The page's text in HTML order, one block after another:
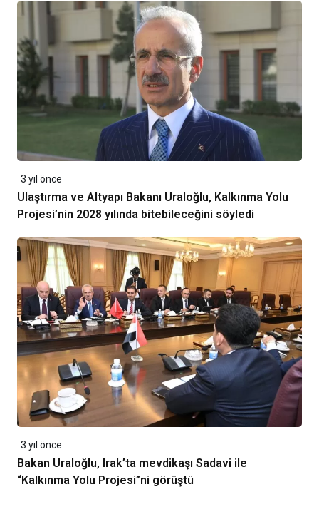
3 yıl önce
Ulaştırma ve Altyapı Bakanı Uraloğlu, Kalkınma Yolu
Projesi’nin 2028 yılında bitebileceğini söyledi
3 yıl önce
Bakan Uraloğlu, Irak’ta mevdikaşı Sadavi ile
“Kalkınma Yolu Projesi”ni görüştü